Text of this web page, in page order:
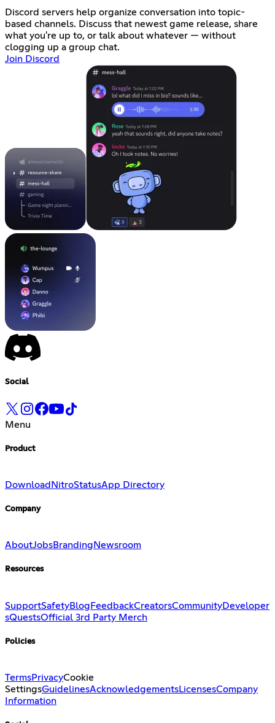
Discord servers help organize conversation into topic-
based channels. Discuss that newest game release, share
what you're up to, or talk about whatever — without
clogging up a group chat.
Join Discord
Social
Menu
Product
Download NitroStatusApp Directory
Company
AboutJobsBranding Newsroom
Resources
SupportSafetyBlog FeedbackCreatorsCommunityDeveloper
sQuestsOfficial 3rd Party Merch
Policies
TermsPrivacyCookie
SettingsGuidelinesAcknowledgementsLicensesCompany
Information